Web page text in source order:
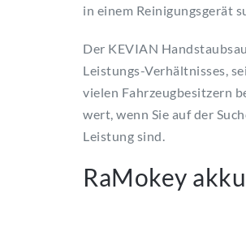
in einem Reinigungsgerät
Der KEVIAN
Leistungs-Verhältnisses,
vielen Fahrzeugbesitzern
wert, wenn Sie auf der
Leistung sind.
RaMokey